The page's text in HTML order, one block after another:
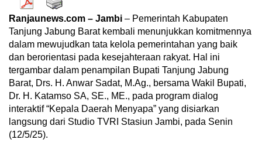
Ranjaunews.com – Jambi – Pemerintah Kabupaten
Tanjung Jabung Barat kembali menunjukkan komitmennya
dalam mewujudkan tata kelola pemerintahan yang baik
dan berorientasi pada kesejahteraan rakyat. Hal ini
tergambar dalam penampilan Bupati Tanjung Jabung
Barat, Drs. H. Anwar Sadat, M.Ag., bersama Wakil Bupati,
Dr. H. Katamso SA, SE., ME., pada program dialog
interaktif “Kepala Daerah Menyapa” yang disiarkan
langsung dari Studio TVRI Stasiun Jambi, pada Senin
(12/5/25).